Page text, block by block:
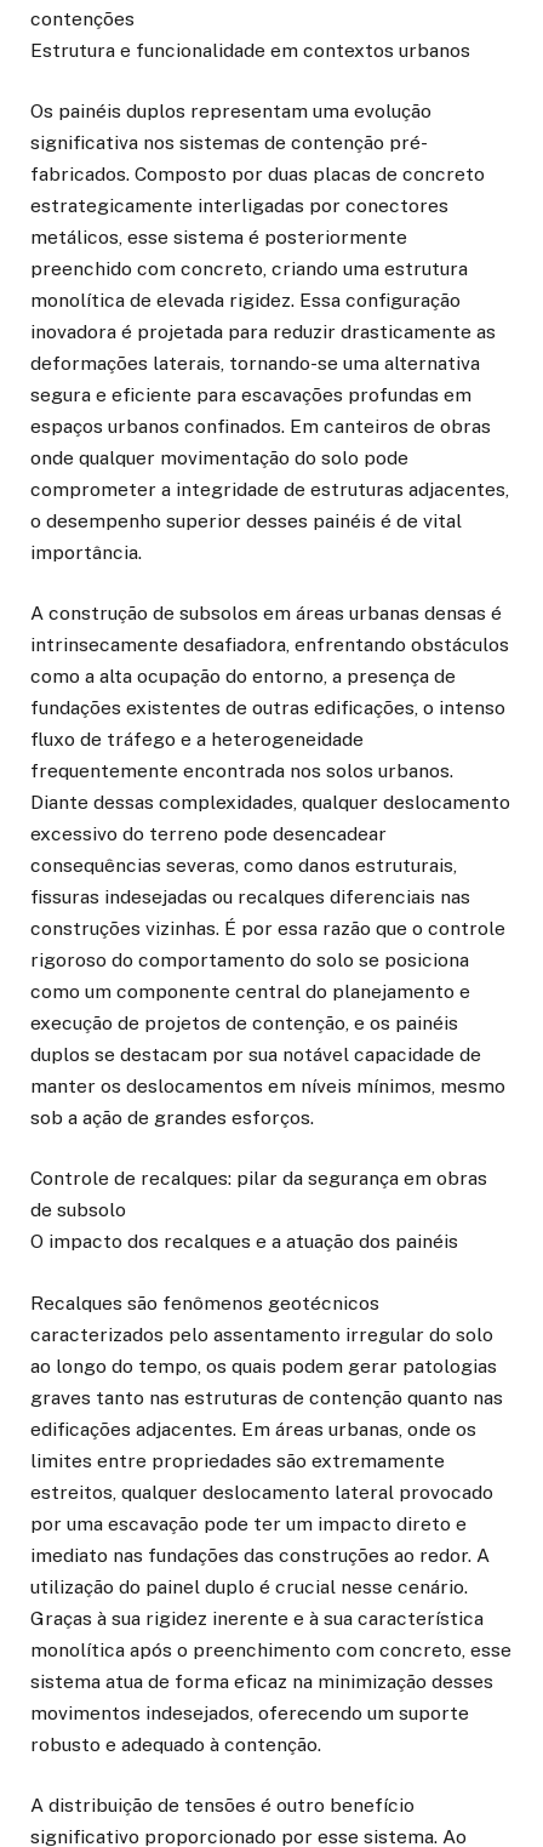
contenções
Estrutura e funcionalidade em contextos urbanos
Os painéis duplos representam uma evolução
significativa nos sistemas de contenção pré-
fabricados. Composto por duas placas de concreto
estrategicamente interligadas por conectores
metálicos, esse sistema é posteriormente
preenchido com concreto, criando uma estrutura
monolítica de elevada rigidez. Essa configuração
inovadora é projetada para reduzir drasticamente as
deformações laterais, tornando-se uma alternativa
segura e eficiente para escavações profundas em
espaços urbanos confinados. Em canteiros de obras
onde qualquer movimentação do solo pode
comprometer a integridade de estruturas adjacentes,
o desempenho superior desses painéis é de vital
importância.
A construção de subsolos em áreas urbanas densas é
intrinsecamente desafiadora, enfrentando obstáculos
como a alta ocupação do entorno, a presença de
fundações existentes de outras edificações, o intenso
fluxo de tráfego e a heterogeneidade
frequentemente encontrada nos solos urbanos.
Diante dessas complexidades, qualquer deslocamento
excessivo do terreno pode desencadear
consequências severas, como danos estruturais,
fissuras indesejadas ou recalques diferenciais nas
construções vizinhas. É por essa razão que o controle
rigoroso do comportamento do solo se posiciona
como um componente central do planejamento e
execução de projetos de contenção, e os painéis
duplos se destacam por sua notável capacidade de
manter os deslocamentos em níveis mínimos, mesmo
sob a ação de grandes esforços.
Controle de recalques: pilar da segurança em obras
de subsolo
O impacto dos recalques e a atuação dos painéis
Recalques são fenômenos geotécnicos
caracterizados pelo assentamento irregular do solo
ao longo do tempo, os quais podem gerar patologias
graves tanto nas estruturas de contenção quanto nas
edificações adjacentes. Em áreas urbanas, onde os
limites entre propriedades são extremamente
estreitos, qualquer deslocamento lateral provocado
por uma escavação pode ter um impacto direto e
imediato nas fundações das construções ao redor. A
utilização do painel duplo é crucial nesse cenário.
Graças à sua rigidez inerente e à sua característica
monolítica após o preenchimento com concreto, esse
sistema atua de forma eficaz na minimização desses
movimentos indesejados, oferecendo um suporte
robusto e adequado à contenção.
A distribuição de tensões é outro benefício
significativo proporcionado por esse sistema. Ao